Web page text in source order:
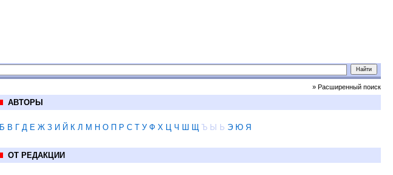
» Расширенный поиск
АВТОРЫ
Б В Г Д Е Ж З И Й К Л М Н О П Р С Т У Ф Х Ц Ч Ш Щ Ъ Ы Ь Э Ю Я
ОТ РЕДАКЦИИ